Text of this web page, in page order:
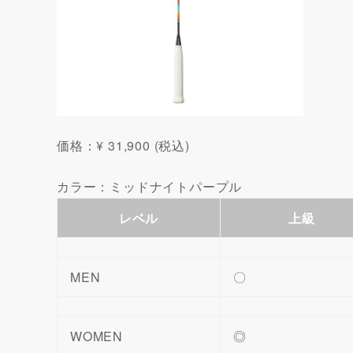
価格：¥ 31,900 (税込)
カラー：ミッドナイトパープル
レベル
上級
MEN 〇
WOMEN ◎